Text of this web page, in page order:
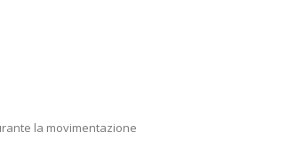
la movimentazione